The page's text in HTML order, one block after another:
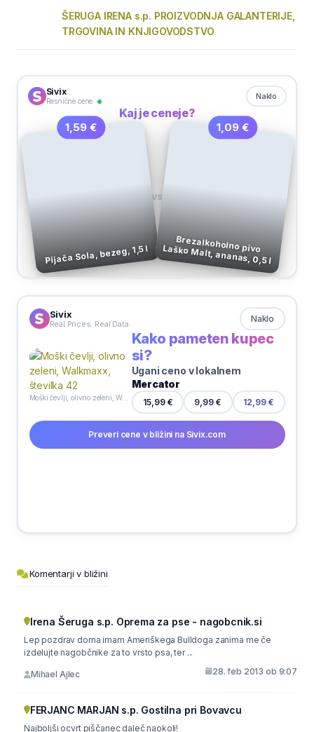
ŠERUGA IRENA s.p. PROIZVODNJA GALANTERIJE,
TRGOVINA IN KNJIGOVODSTVO
Sivix
Resnične cene
Naklo
Kaj je ceneje?
1,59 €
Pijača Sola, bezeg, 1,5 l
VS
1,09 €
Brezalkoholno pivo Laško Malt, ananas, 0,5 l
Sivix
Real Prices. Real Data Naklo
Moški čevlji, olivno zeleni, Walkmaxx, številka 42
Kako pameten kupec
si?
Ugani ceno v lokalnem
Mercator
15,99 € 9,99 € 12,99 €
Preveri cene v bližini na Sivix.com
Komentarji v bližini
Irena Šeruga s.p. Oprema za pse - nagobcnik.si
Lep pozdrav doma imam Ameriškega Bulldoga zanima me če
izdelujte nagobčnike za to vrsto psa, ter ...
Mihael Ajlec 28. feb 2013 ob 9:07
FERJANC MARJAN s.p. Gostilna pri Bovavcu
Najboljši ocvrt piščanec daleč naokoli!